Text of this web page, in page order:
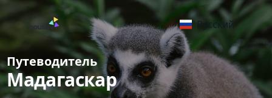
Русский
Путеводитель
Мадагаскар